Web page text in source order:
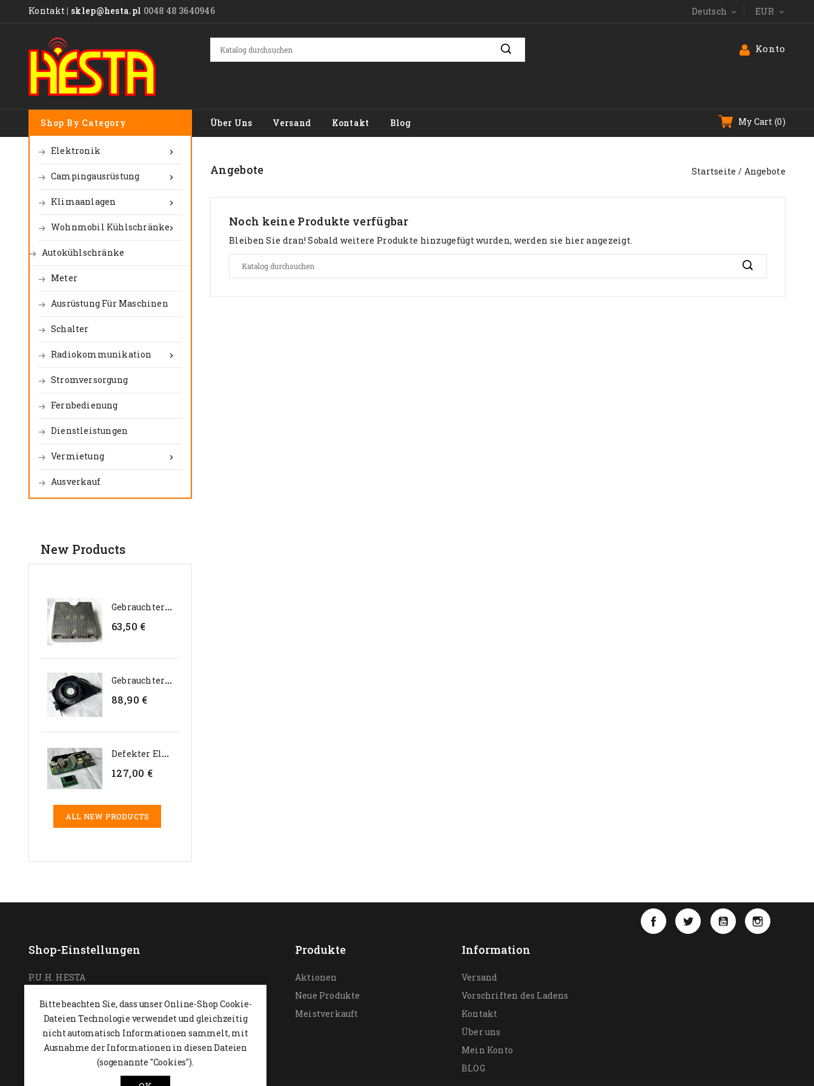
Kontakt| sklep@hesta.pl 0048 48 3640946 Deutsch  EUR 
Konto
My Cart (0)
Über Uns Versand Kontakt Blog
Shop By Category

Elektronik

Campingausrüstung

Klimaanlagen

Wohnmobil Kühlschränke
Autokühlschränke
Meter
Ausrüstung Für Maschinen
Schalter

Radiokommunikation
Stromversorgung
Fernbedienung
Dienstleistungen

Vermietung
Ausverkauf
New Products
G
Ebrauchter Interner...
63,50 €
G
Ebrauchter Genteq 24V...
88,90 €
D
Efekter Elektroniksatz Für...
127,00 €
ALL NEW PRODUCTS
Angebote Startseite Angebote
Noch keine Produkte verfügbar
Bleiben Sie dran! Sobald weitere Produkte hinzugefügt wurden, werden sie hier angezeigt.
FacebookTwitterYouTube
Shop-Einstellungen
P.U.H. HESTA
26-600 Radom,POLEN
0048 48 364 09 46
+48 537-970-390
Produkte
Aktionen
Neue Produkte
Meistverkauft
Information
Versand
Vorschriften des Ladens
Kontakt
Über uns
Mein Konto
BLOG
Bitte beachten Sie, dass unser Online-Shop Cookie-
Dateien Technologie verwendet und gleichzeitig
nicht automatisch Informationen sammelt, mit
Ausnahme der Informationen in diesen Dateien
(sogenannte "Cookies").